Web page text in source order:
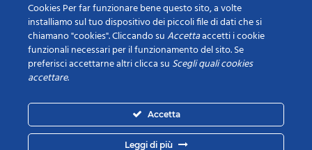
Cookies Per far funzionare bene questo sito, a volte
installiamo sul tuo dispositivo dei piccoli file di dati che si
chiamano "cookies". Cliccando suAccettaaccetti i cookie
funzionali necessari per il funzionamento del sito. Se
preferisci accettarne altri clicca su Scegli quali cookies
accettare.
Accetta
Leggi di più